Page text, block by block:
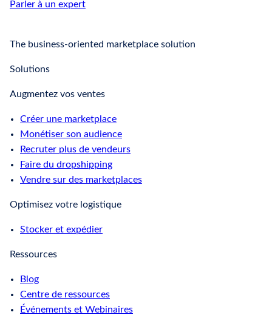
Parler à un expert
The business-oriented marketplace solution
Solutions
Augmentez vos ventes
Créer une marketplace
Monétiser son audience
Recruter plus de vendeurs
Faire du dropshipping
Vendre sur des marketplaces
Optimisez votre logistique
Stocker et expédier
Ressources
Blog
Centre de ressources
Événements et Webinaires